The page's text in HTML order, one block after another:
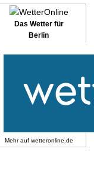
Das Wetter für
Berlin
Mehr auf wetteronline.de